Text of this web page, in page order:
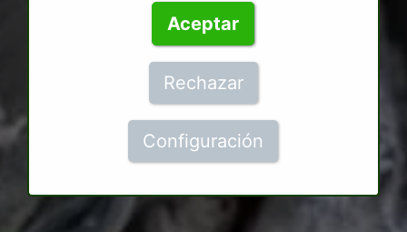
Aceptar
Rechazar
Configuración